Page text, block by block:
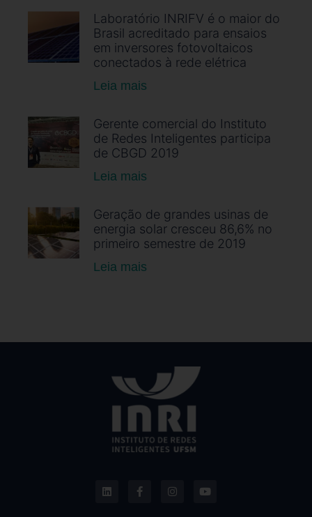
Laboratório INRIFV é o maior do
Brasil acreditado para ensaios
em inversores fotovoltaicos
conectados à rede elétrica
Leia mais
Gerente comercial do Instituto
de Redes Inteligentes participa
de CBGD 2019
Leia mais
Geração de grandes usinas de
energia solar cresceu 86,6% no
primeiro semestre de 2019
Leia mais